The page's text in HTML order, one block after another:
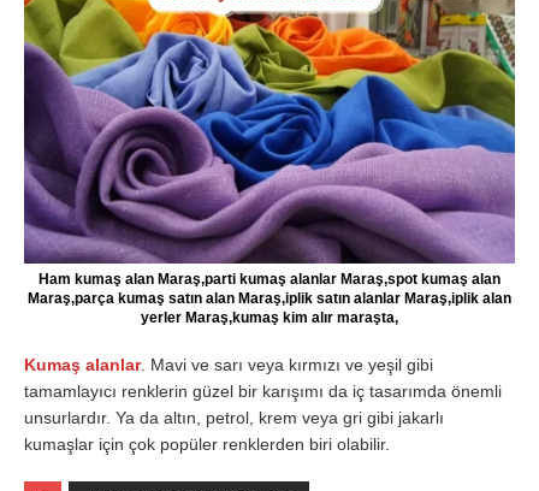
Ham kumaş alan Maraş,parti kumaş alanlar Maraş,spot kumaş alan
Maraş,parça kumaş satın alan Maraş,iplik satın alanlar Maraş,iplik alan
yerler Maraş,kumaş kim alır maraşta,
Kumaş alanlar. Mavi ve sarı veya kırmızı ve yeşil gibi
tamamlayıcı renklerin güzel bir karışımı da iç tasarımda önemli
unsurlardır. Ya da altın, petrol, krem ​​veya gri gibi jakarlı
kumaşlar için çok popüler renklerden biri olabilir.